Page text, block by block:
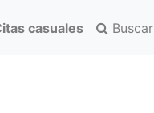
casuales Buscar